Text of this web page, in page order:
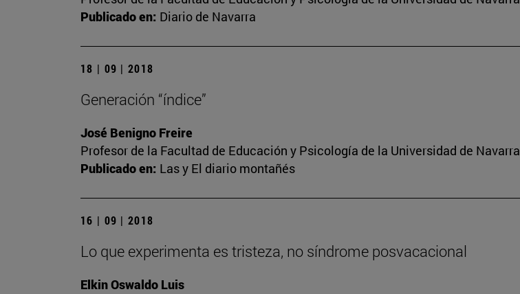
Publicado en: Diario de Navarra
18 | 09 | 2018
Generación “índice”
José Benigno Freire
Profesor de la Facultad de Educación y Psicología de la Universidad de Navarra
Publicado en: Las y El diario montañés
16 | 09 | 2018
Lo que experimenta es tristeza, no síndrome posvacacional
Elkin Oswaldo Luis